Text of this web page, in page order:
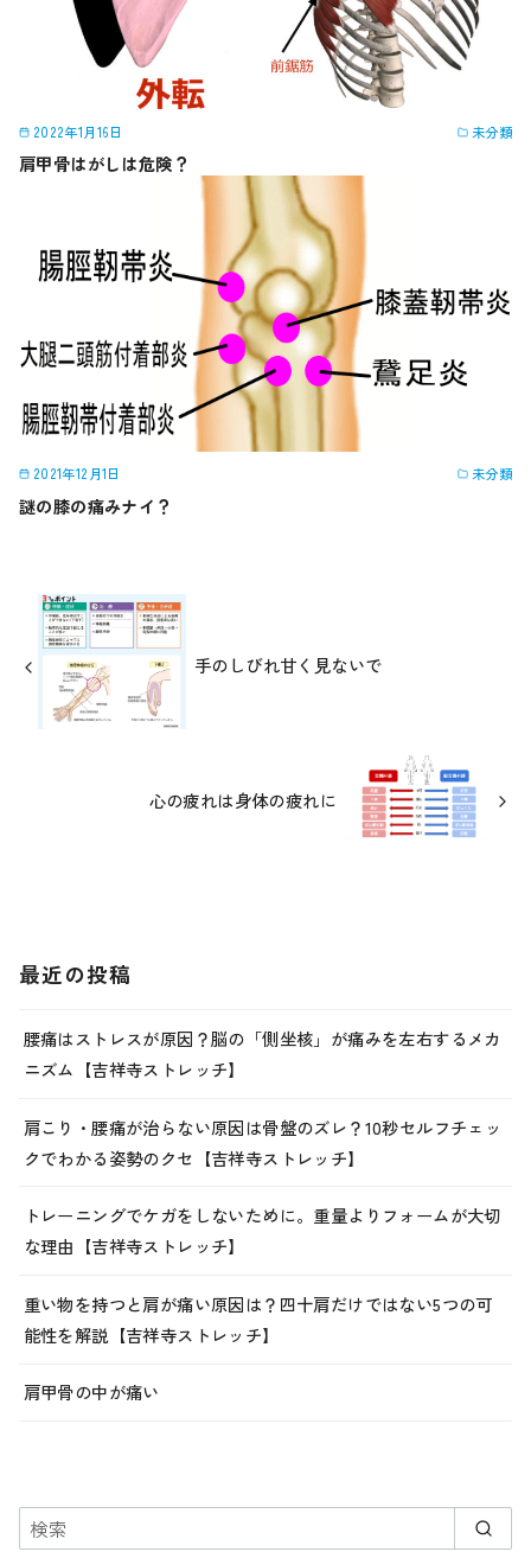
2022年1月16日 未分類
肩甲骨はがしは危険？
2021年12月1日 未分類
謎の膝の痛みナイ？
手のしびれ甘く見ないで
心の疲れは身体の疲れに
最近の投稿
腰痛はストレスが原因？脳の「側坐核」が痛みを左右するメカ
ニズム【吉祥寺ストレッチ】
肩こり・腰痛が治らない原因は骨盤のズレ？10秒セルフチェッ
クでわかる姿勢のクセ【吉祥寺ストレッチ】
トレーニングでケガをしないために。重量よりフォームが大切
な理由【吉祥寺ストレッチ】
重い物を持つと肩が痛い原因は？四十肩だけではない5つの可
能性を解説【吉祥寺ストレッチ】
肩甲骨の中が痛い